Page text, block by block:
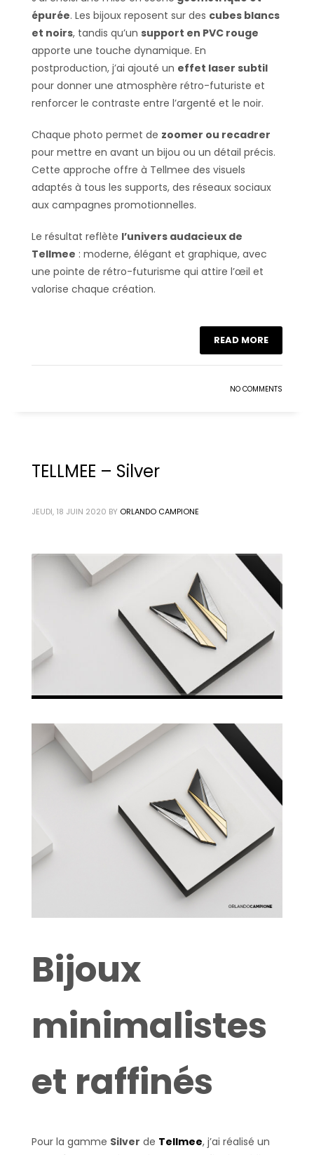
épurée. Les bijoux reposent sur des cubes blancs
et noirs, tandis qu’un support en PVC rouge
apporte une touche dynamique. En
postproduction, j’ai ajouté un effet laser subtil
pour donner une atmosphère rétro-futuriste et
renforcer le contraste entre l’argenté et le noir.
Chaque photo permet de zoomer ou recadrer
pour mettre en avant un bijou ou un détail précis.
Cette approche offre à Tellmee des visuels
adaptés à tous les supports, des réseaux sociaux
aux campagnes promotionnelles.
Le résultat reflète l’univers audacieux de
Tellmee : moderne, élégant et graphique, avec
une pointe de rétro-futurisme qui attire l’œil et
valorise chaque création.
READ MORE
NO COMMENTS
TELLMEE – Silver
JEUDI, 18 JUIN 2020 BY ORLANDO CAMPIONE
Bijoux
minimalistes
et raffinés
Pour la gamme Silver de Tellmee, j’ai réalisé un